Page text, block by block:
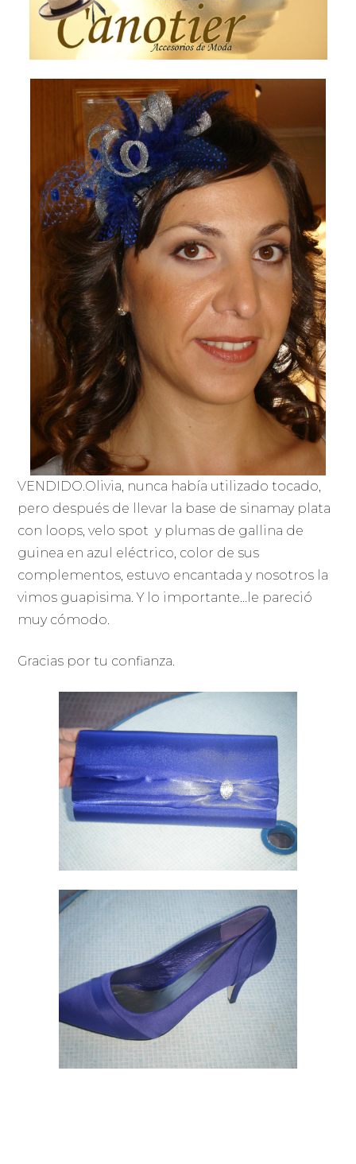
VENDIDO.Olivia, nunca había utilizado tocado,
pero después de llevar la base de sinamay plata
con loops, velo spot y plumas de gallina de
guinea en azul eléctrico, color de sus
complementos, estuvo encantada y nosotros la
vimos guapisima. Y lo importante…le pareció
muy cómodo.
Gracias por tu confianza.